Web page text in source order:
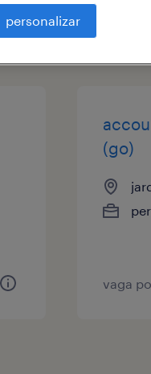
tipo de vaga
(go)
vaga
personalizar